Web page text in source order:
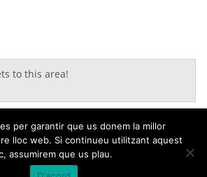
to this area!
©2026 Govern de les Illes Balears |
per garantir que us donem la millor
lloc web. Si continueu utilitzant aquest
assumirem que us plau.